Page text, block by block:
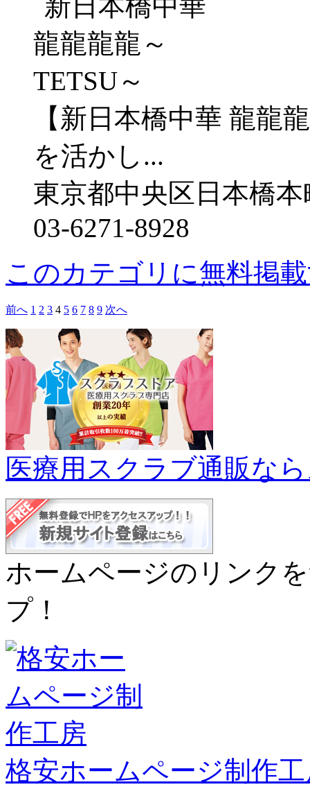
【新日本橋中華 龍龍
を活かし...
東京都中央区日本橋
03-6271-8928
このカテゴリに無料掲
前へ 1 2 3 4 5 6 7 8 9 次へ
医療用スクラブ通販な
ホームページのリンク
プ！
格安ホームページ制作